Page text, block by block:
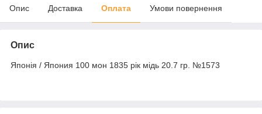
Опис Доставка Оплата Умови повернення
Опис
Японія / Япония 100 мон 1835 рік мідь 20.7 гр. №1573